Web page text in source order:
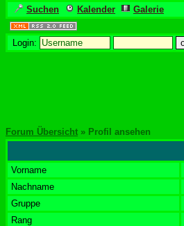
Suchen Kalender
Galerie
Login:
Forum Übersicht » Profil ansehen
Vorname
Nachname
Gruppe
Rang